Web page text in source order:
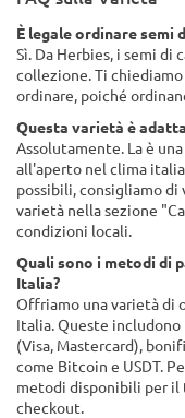
È legale ordinare semi
Sì. Da Herbies, i semi di
collezione. Ti
ordinare, poiché
Questa varietà è
Assolutamente. La è
all'aperto nel clima
possibili, consigliamo
varietà nella sezione
condizioni locali.
Quali sono i metodi di
Italia?
Offriamo una varietà di
Italia. Queste
(Visa, Mastercard),
come Bitcoin e USDT.
metodi disponibili per il
checkout.